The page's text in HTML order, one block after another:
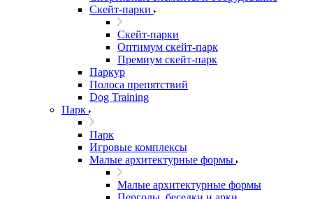
Скейт-парки
Скейт-парки
Оптимум скейт-парк
Премиум скейт-парк
Паркур
Полоса препятствий
Dog Training
Парк
Парк
Игровые комплексы
Малые архитектурные формы
Малые архитектурные формы